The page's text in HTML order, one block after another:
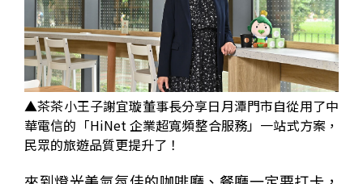
▲茶茶小王子謝宜璇董事長分享日月潭門市自從用了中
華電信的「HiNet 企業超寬頻整合服務」一站式方案，
民眾的旅遊品質更提升了！